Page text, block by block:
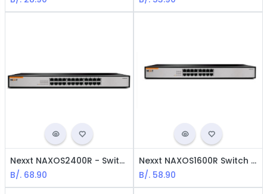
Nexxt NAXOS2400R - Switch 24 Puertos / Fast Ethernet / Negro
B/. 68.90
Nexxt NAXOS1600R Switch - 16 Puertos / Ethernet Rápida / Negro
B/. 58.90